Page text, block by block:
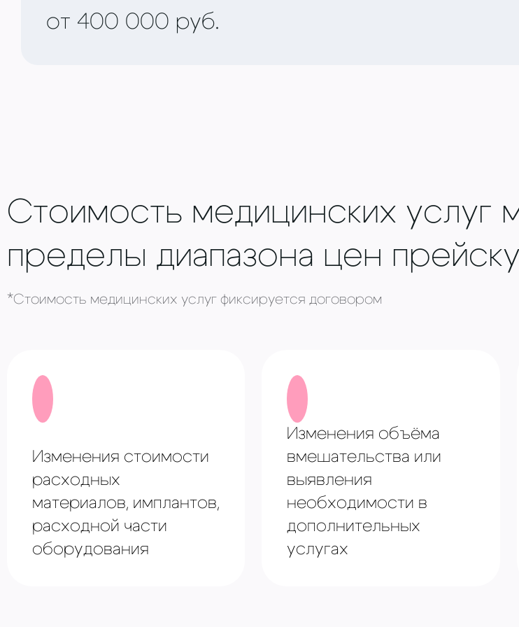
от 400 000 руб.
Стоимость медицинских услуг
пределы диапазона цен
*Стоимость медицинских услуг фиксируется договором
Изменения стоимости
расходных
материалов, имплантов,
расходной части
оборудования
Изменения объёма
вмешательства или
выявления
необходимости в
дополнительных
услугах